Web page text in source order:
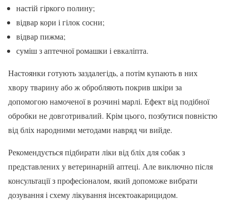
настій гіркого полину;
відвар кори і гілок сосни;
відвар пижма;
суміш з аптечної ромашки і евкаліпта.
Настоянки готують заздалегідь, а потім купають в них
хвору тварину або ж обробляють покрив шкіри за
допомогою намоченої в розчині марлі. Ефект від подібної
обробки не довготривалий. Крім цього, позбутися повністю
від бліх народними методами навряд чи вийде.
Рекомендується підбирати ліки від бліх для собак з
представлених у ветеринарній аптеці. Але виключно після
консультації з професіоналом, який допоможе вибрати
дозування і схему лікування інсектоакарицидом.